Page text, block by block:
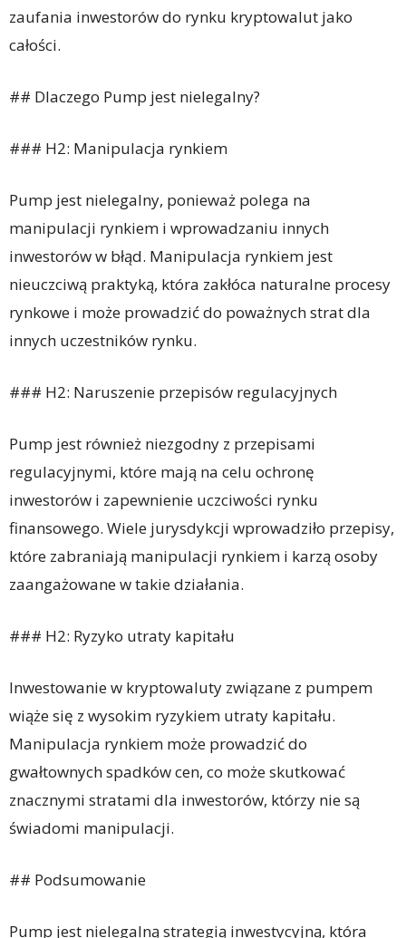
zaufania inwestorów do rynku kryptowalut jako
całości.
## Dlaczego Pump jest nielegalny?
### H2: Manipulacja rynkiem
Pump jest nielegalny, ponieważ polega na
manipulacji rynkiem i wprowadzaniu innych
inwestorów w błąd. Manipulacja rynkiem jest
nieuczciwą praktyką, która zakłóca naturalne procesy
rynkowe i może prowadzić do poważnych strat dla
innych uczestników rynku.
### H2: Naruszenie przepisów regulacyjnych
Pump jest również niezgodny z przepisami
regulacyjnymi, które mają na celu ochronę
inwestorów i zapewnienie uczciwości rynku
finansowego. Wiele jurysdykcji wprowadziło przepisy,
które zabraniają manipulacji rynkiem i karzą osoby
zaangażowane w takie działania.
### H2: Ryzyko utraty kapitału
Inwestowanie w kryptowaluty związane z pumpem
wiąże się z wysokim ryzykiem utraty kapitału.
Manipulacja rynkiem może prowadzić do
gwałtownych spadków cen, co może skutkować
znacznymi stratami dla inwestorów, którzy nie są
świadomi manipulacji.
## Podsumowanie
Pump jest nielegalną strategią inwestycyjną, która